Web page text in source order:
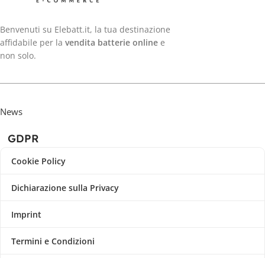
Benvenuti su Elebatt.it, la tua destinazione
affidabile per la vendita batterie online e
non solo.
News
GDPR
Cookie Policy
Dichiarazione sulla Privacy
Imprint
Termini e Condizioni